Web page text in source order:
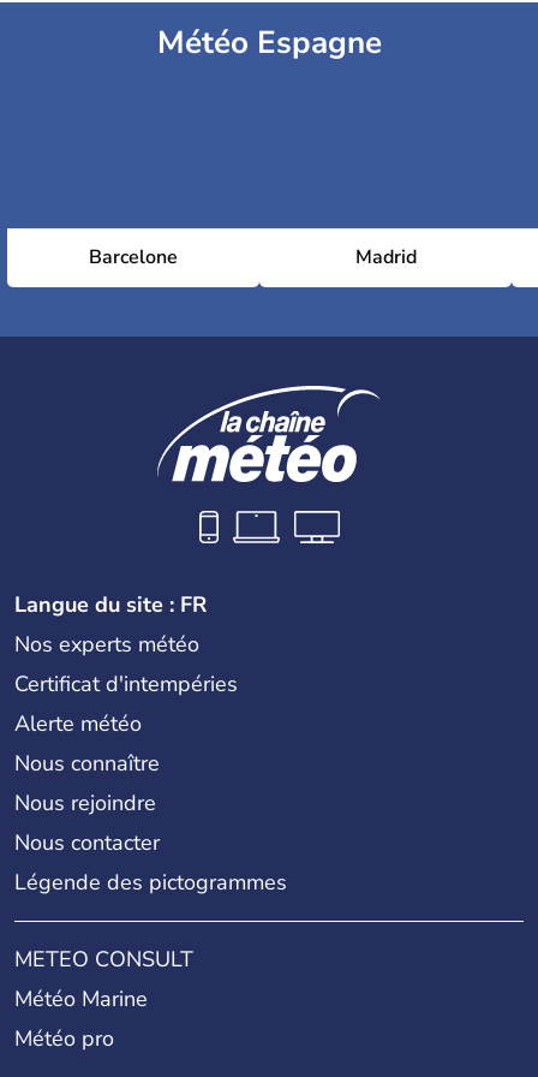
Météo Espagne
Barcelone Madrid
Langue du site : FR
Nos experts météo
Certificat d'intempéries
Alerte météo
Nous connaître
Nous rejoindre
Nous contacter
Légende des pictogrammes
METEO CONSULT
Météo Marine
Météo pro